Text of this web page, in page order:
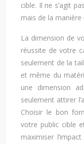
cible. Il ne s’agit
mais de la
La dimension de
réussite de votre
seulement de la
et même du
une dimension
seulement attirer
Choisir le bon
votre public cible
maximiser